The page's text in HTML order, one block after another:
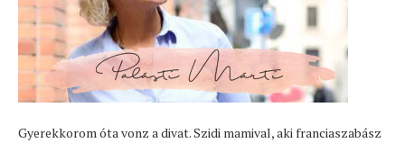
Gyerekkorom óta vonz a divat. Szidi mamival, aki franciaszabász